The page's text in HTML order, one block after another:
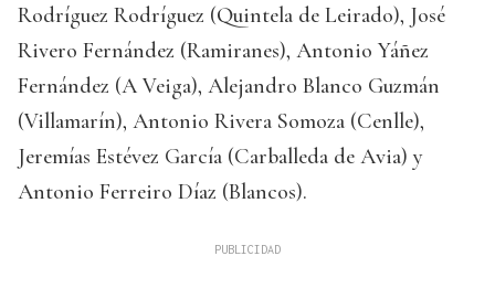
Rodríguez Rodríguez (Quintela de Leirado), José
Rivero Fernández (Ramiranes), Antonio Yáñez
Fernández (A Veiga), Alejandro Blanco Guzmán
(Villamarín), Antonio Rivera Somoza (Cenlle),
Jeremías Estévez García (Carballeda de Avia) y
Antonio Ferreiro Díaz (Blancos).